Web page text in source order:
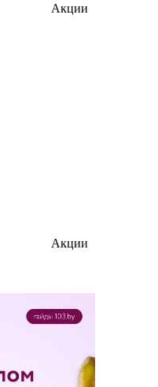
Акции
Акции